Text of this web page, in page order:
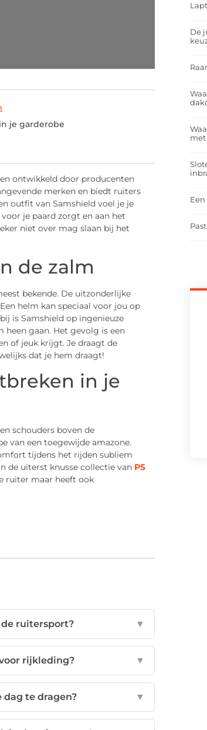
je garderobe
ontwikkeld door producenten
merken en biedt ruiters
outfit van Samshield voel je je
je paard zorgt en aan het
niet over mag slaan bij het
de zalm
bekende. De uitzonderlijke
helm kan speciaal voor jou op
is Samshield op ingenieuze
gaan. Het gevolg is een
of jeuk krijgt. Je draagt de
dat je hem draagt!
in je
schouders boven de
van een toegewijde amazone.
tijdens het rijden subliem
de uiterst knusse collectie van PS
ruiter maar heeft ook
ruitersport? ▼
rijkleding? ▼
dag te dragen? ▼
De
met